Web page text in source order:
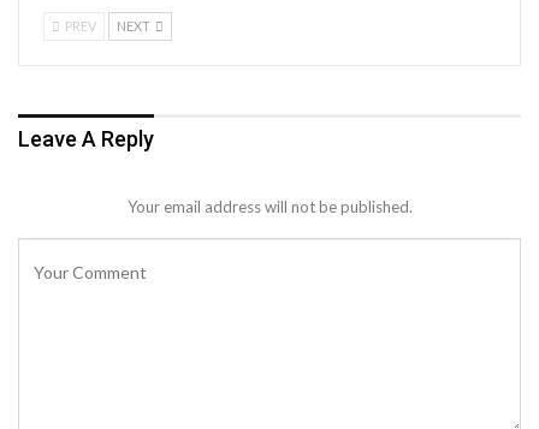
PREV NEXT
Leave A Reply
Your email address will not be published.